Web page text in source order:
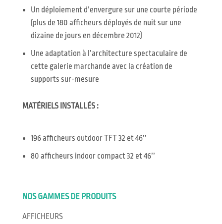
Un déploiement d’envergure sur une courte période
(plus de 180 afficheurs déployés de nuit sur une
dizaine de jours en décembre 2012)
Une adaptation à l’architecture spectaculaire de
cette galerie marchande avec la création de
supports sur-mesure
MATÉRIELS INSTALLÉS :
196 afficheurs outdoor TFT 32 et 46’’
80 afficheurs indoor compact 32 et 46’’
NOS GAMMES DE PRODUITS
AFFICHEURS